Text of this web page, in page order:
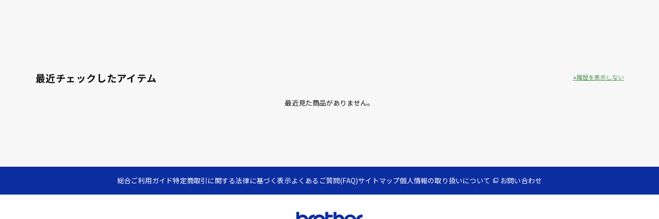
最近チェックしたアイテム
最近見た商品がありません。
履歴を表示しない
総合ご利用ガイド特定商取引に関する法律に基づく表示よくあるご質問(FAQ)サイトマップ個人情報の取り扱いについて お問い合わせ